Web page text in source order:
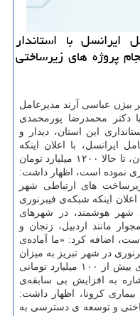
ایرانسل با استاندار
پروژه های زیرساختی
بیژن عباسی آرند مدیرعامل
دوشنبه، ۱۱ مرداد ۱۴۰۰، با دکتر محمدرضا پورمحمدی
این استان، دیدار و
ایرانسل، با اعلان اینکه
دیجیتال ایران، تا حالا ۱۲۰۰ میلیارد تومان
نموده است، اظهار داشت:
زیرساخت های ارتباطی شهر
اینکه شبکه‌ی فیبرنوری
شهر هوشمند، در شهرهای
مانند اردبیل، زنجان و
اضافه کرد: «ما آماده‌ی
در شهر تبریز به میزان
۱۸۰ کیلومتر و با مجموع سرمایه گذاری بیش از ۱۰۰ میلیارد تومانی
به افزایش بی سابقه‌ی
کرونا، اظهار داشت:
و توسعه ی دسترسی به